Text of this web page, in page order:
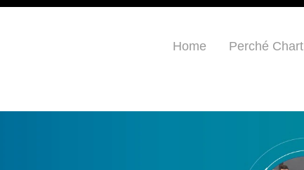
Home Perché Chart